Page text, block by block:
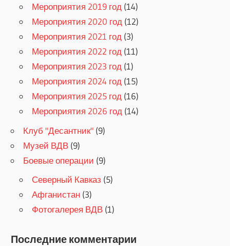
Мероприятия 2019 год (14)
Мероприятия 2020 год (12)
Мероприятия 2021 год (3)
Мероприятия 2022 год (11)
Мероприятия 2023 год (1)
Мероприятия 2024 год (15)
Мероприятия 2025 год (16)
Мероприятия 2026 год (14)
Клуб "Десантник" (9)
Музей ВДВ (9)
Боевые операции (9)
Северный Кавказ (5)
Афганистан (3)
Фотогалерея ВДВ (1)
Последние комментарии